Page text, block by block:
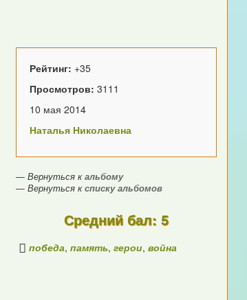
Рейтинг: +35
Просмотров:3111
10 мая 2014
Наталья Николаевна
— Вернуться кальбому
— Вернуться ксписку альбомов
Средний бал: 5
победа,память,герои,война